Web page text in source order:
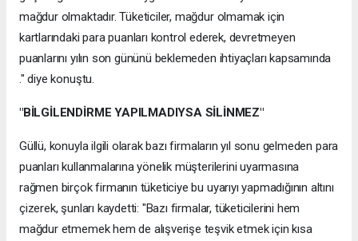
mağdur olmaktadır. Tüketiciler, mağdur olmamak için
kartlarındaki para puanları kontrol ederek, devretmeyen
puanlarını yılın son gününü beklemeden ihtiyaçları kapsamında
." diye konuştu.
"BİLGİLENDİRME YAPILMADIYSA SİLİNMEZ"
Güllü, konuyla ilgili olarak bazı firmaların yıl sonu gelmeden para
puanları kullanmalarına yönelik müşterilerini uyarmasına
rağmen birçok firmanın tüketiciye bu uyarıyı yapmadığının altını
çizerek, şunları kaydetti: "Bazı firmalar, tüketicilerini hem
mağdur etmemek hem de alışverişe teşvik etmek için kısa